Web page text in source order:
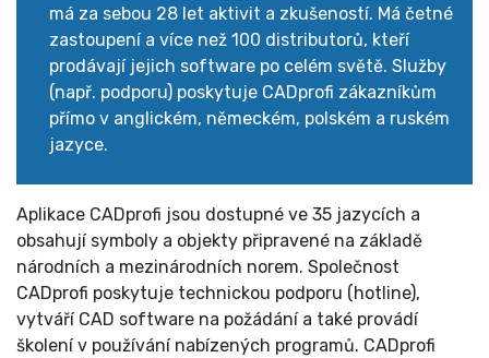
má za sebou 28 let aktivit a zkušeností. Má četné
zastoupení a více než 100 distributorů, kteří
prodávají jejich software po celém světě. Služby
(např. podporu) poskytuje CADprofi zákazníkům
přímo v anglickém, německém, polském a ruském
jazyce.
Aplikace CADprofi jsou dostupné ve 35 jazycích a
obsahují symboly a objekty připravené na základě
národních a mezinárodních norem. Společnost
CADprofi poskytuje technickou podporu (hotline),
vytváří CAD software na požádání a také provádí
školení v používání nabízených programů. CADprofi